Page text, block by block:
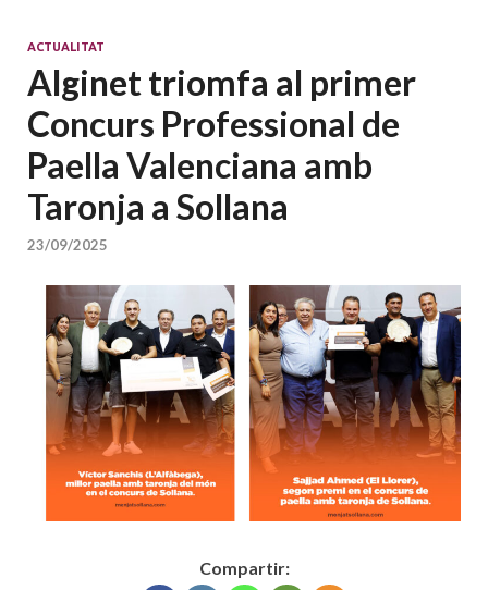
ACTUALITAT
Alginet triomfa al primer
Concurs Professional de
Paella Valenciana amb
Taronja a Sollana
23/09/2025
Compartir: